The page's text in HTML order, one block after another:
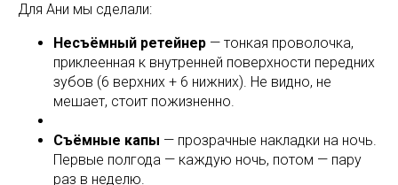
Для Ани мы сделали:
Несъёмный ретейнер — тонкая проволочка,
приклеенная к внутренней поверхности передних
зубов (6 верхних + 6 нижних). Не видно, не
мешает, стоит пожизненно.
Съёмные капы — прозрачные накладки на ночь.
Первые полгода — каждую ночь, потом — пару
раз в неделю.